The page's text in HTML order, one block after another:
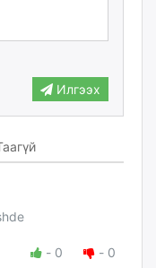
Илгээх
- 0 - 0